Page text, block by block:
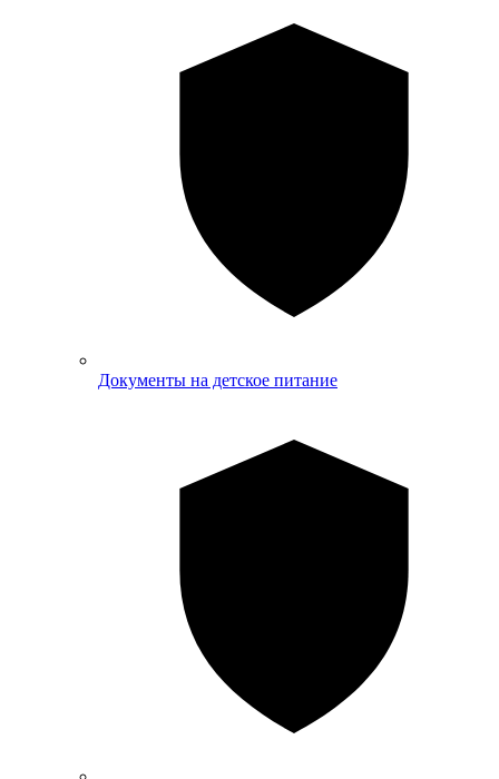
Документы на детское питание